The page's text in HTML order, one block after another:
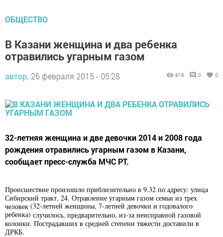
ОБЩЕСТВО
В Казани женщина и два ребенка
отравились угарным газом
автор, 26 февраля 2015 - 05:28 818 0 0
32-летняя женщина и две девочки 2014 и 2008 года
рождения отравились угарным газом в Казани,
сообщает пресс-служба МЧС РТ.
Происшествие произошло приблизительно в 9.32 по адресу: улица
Сибирский тракт, 24. Отравление угарным газом семьи из трех
человек (32-летней женщины, 7-летней девочки и годовалого
ребенка) случилось, предварительно, из-за неисправной газовой
колонки. Пострадавших в средней степени тяжести доставили в
ДРКБ.